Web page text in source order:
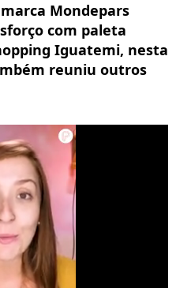
Mondepars
com paleta
Iguatemi, nesta
reuniu outros